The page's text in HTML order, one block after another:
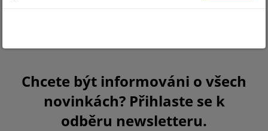
Chcete být informováni o všech
novinkách? Přihlaste se k
odběru newsletteru.